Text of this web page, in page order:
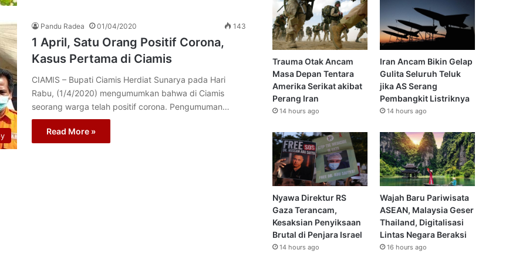
Pandu Radea 01/04/2020 143
1 April, Satu Orang Positif Corona,
Kasus Pertama di Ciamis
CIAMIS – Bupati Ciamis Herdiat Sunarya pada Hari
Rabu, (1/4/2020) mengumumkan bahwa di Ciamis
seorang warga telah positif corona. Pengumuman…
Read More »
Trauma Otak Ancam
Masa Depan Tentara
Amerika Serikat akibat
Perang Iran
14 hours ago
Iran Ancam Bikin Gelap
Gulita Seluruh Teluk
jika AS Serang
Pembangkit Listriknya
14 hours ago
Nyawa Direktur RS
Gaza Terancam,
Kesaksian Penyiksaan
Brutal di Penjara Israel
14 hours ago
Wajah Baru Pariwisata
ASEAN, Malaysia Geser
Thailand, Digitalisasi
Lintas Negara Beraksi
16 hours ago